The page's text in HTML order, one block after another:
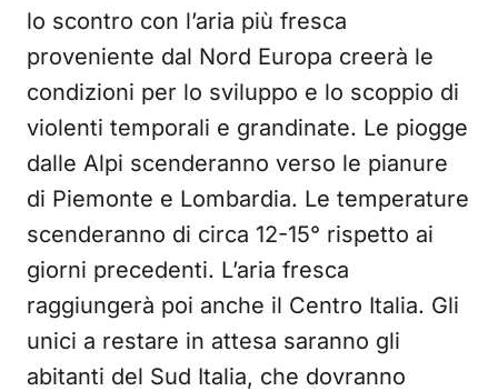
lo scontro con l’aria più fresca
proveniente dal Nord Europa creerà le
condizioni per lo sviluppo e lo scoppio di
violenti temporali e grandinate. Le piogge
dalle Alpi scenderanno verso le pianure
di Piemonte e Lombardia. Le temperature
scenderanno di circa 12-15° rispetto ai
giorni precedenti. L’aria fresca
raggiungerà poi anche il Centro Italia. Gli
unici a restare in attesa saranno gli
abitanti del Sud Italia, che dovranno